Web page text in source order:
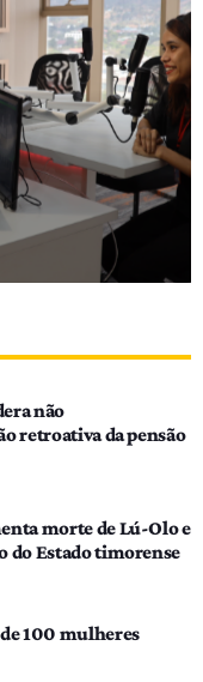
não
retroativa da pensão
morte de Lú-Olo e
do Estado timorense
100 mulheres